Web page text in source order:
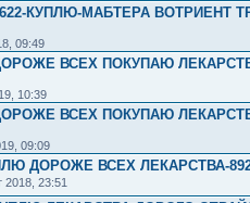
КУПЛЮ-МАБТЕРА
09:49
ДОРОЖЕ ВСЕХ ПОКУПАЮ
10:39
ДОРОЖЕ ВСЕХ ПОКУПАЮ
09:09
ДОРОЖЕ ВСЕХ ЛЕКАРСТВА-
2018, 23:51